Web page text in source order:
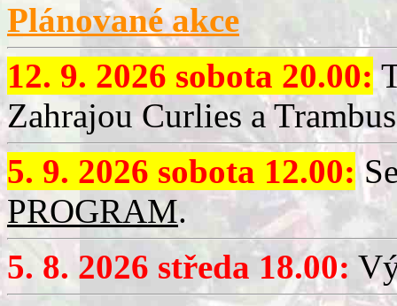
Plánované akce
12. 9. 2026 sobota 20.00:
Zahrajou Curlies a
5. 9. 2026 sobota 12.00:
PROGRAM.
5. 8. 2026 středa 18.00: